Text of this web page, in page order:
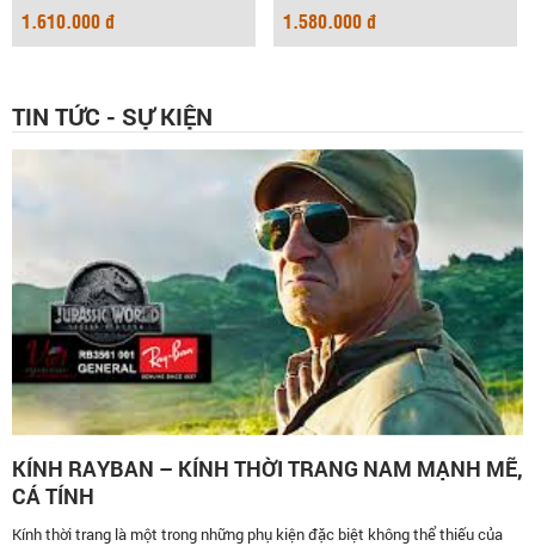
1.610.000 đ 1.580.000 đ
TIN TỨC - SỰ KIỆN
KÍNH RAYBAN – KÍNH THỜI TRANG NAM MẠNH MẼ,
CÁ TÍNH
Kính thời trang là một trong những phụ kiện đặc biệt không thể thiếu của